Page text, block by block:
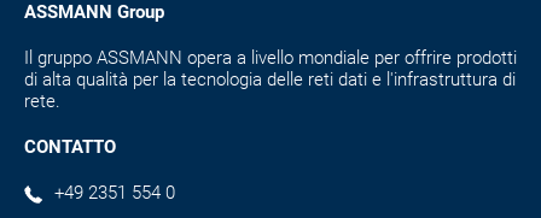
ASSMANN Group
Il gruppo ASSMANN opera a livello mondiale per offrire prodotti
di alta qualità per la tecnologia delle reti dati e l'infrastruttura di
rete.
CONTATTO
+49 2351 554 0